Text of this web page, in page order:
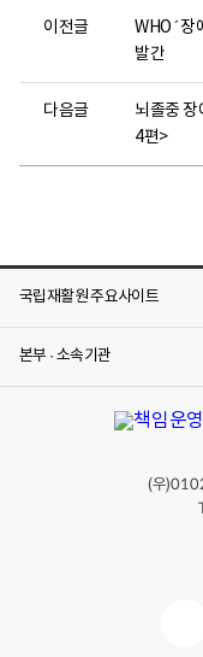
이전글
WHO ´장
발간
다음글
뇌졸중
4편>
국립재활원 주요사이트
본부 · 소속기관
(우)